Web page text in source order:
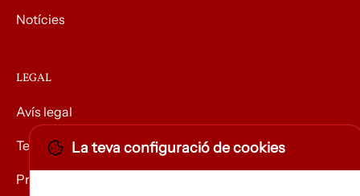
Notícies
LEGAL
Avís legal
Termes i condicions
Privacitat
La teva configuració de cookies